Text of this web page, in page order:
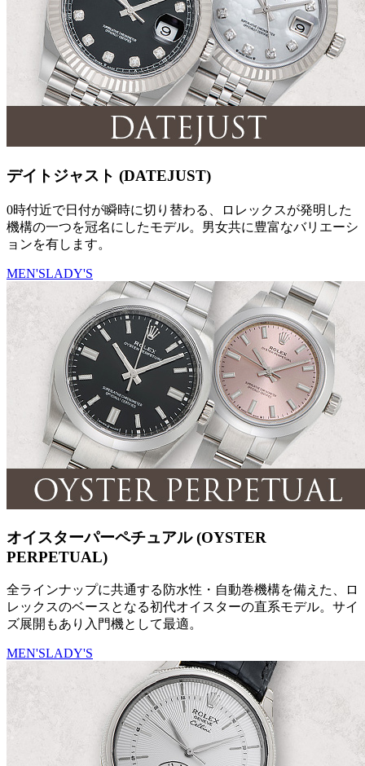
デイトジャスト (DATEJUST)
0時付近で日付が瞬時に切り替わる、ロレックスが発明した
機構の一つを冠名にしたモデル。男女共に豊富なバリエーシ
ョンを有します。
MEN'SLADY'S
オイスターパーペチュアル (OYSTER
PERPETUAL)
全ラインナップに共通する防水性・自動巻機構を備えた、ロ
レックスのベースとなる初代オイスターの直系モデル。サイ
ズ展開もあり入門機として最適。
MEN'SLADY'S